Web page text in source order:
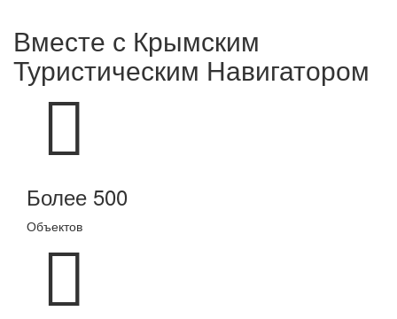
Вместе с Крымским
Туристическим Навигатором
Более 500
Объектов